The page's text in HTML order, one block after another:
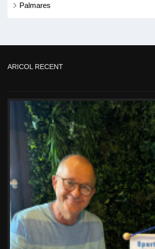
Palmares
ARICOL RECENT